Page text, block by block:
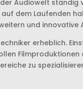
Audiowelt
dem Laufenden
und innovative
erheblich.
zu